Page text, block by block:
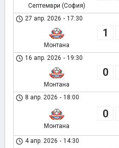
Септември (София)
27 апр. 2026 - 17:30
Монтана
1
16 апр. 2026 - 19:30
Монтана
0
8 апр. 2026 - 18:00
Монтана
0
4 апр. 2026 - 14:30